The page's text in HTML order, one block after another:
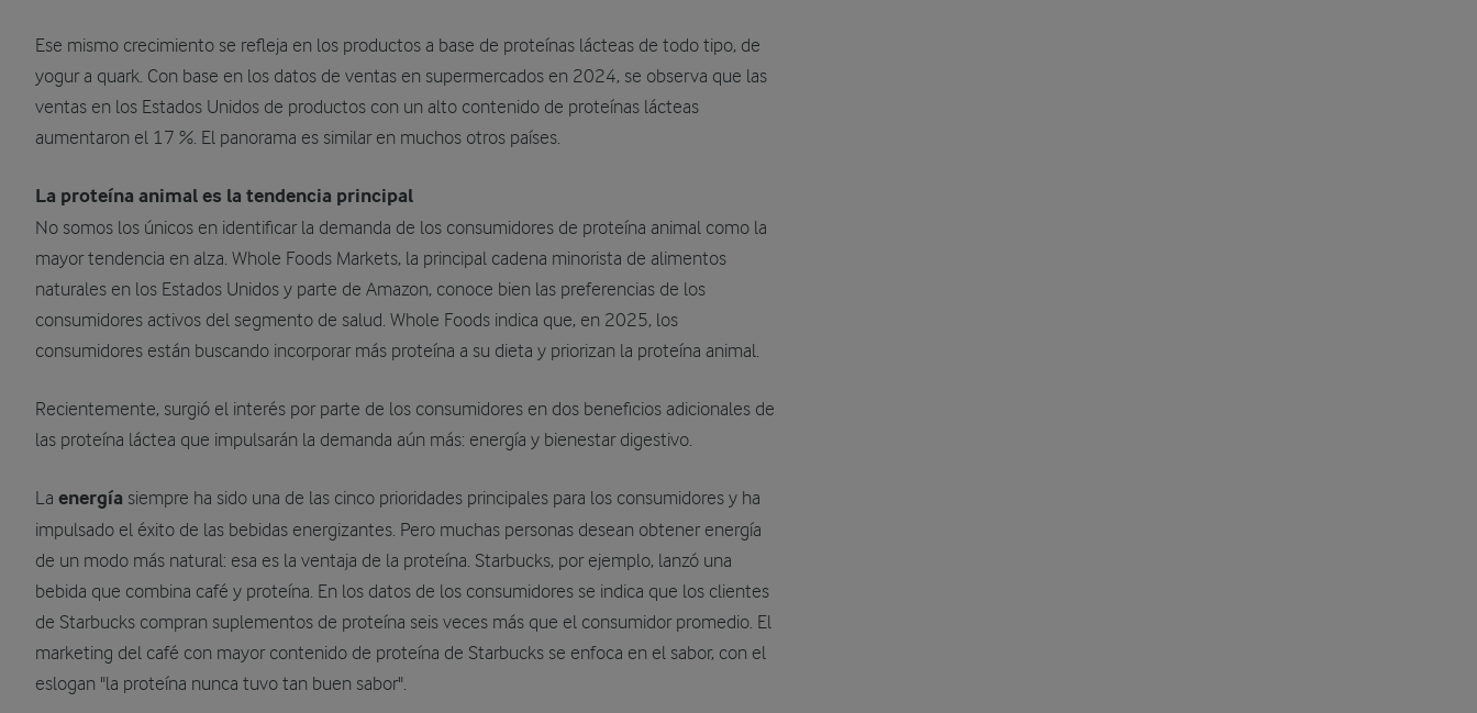
Ese mismo crecimiento se refleja en los productos a base de proteínas lácteas de todo tipo, de
yogur a quark. Con base en los datos de ventas en supermercados en 2024, se observa que las
ventas en los Estados Unidos de productos con un alto contenido de proteínas lácteas
aumentaron el 17 %. El panorama es similar en muchos otros países.
La proteína animal es la tendencia principal
No somos los únicos en identificar la demanda de los consumidores de proteína animal como la
mayor tendencia en alza. Whole Foods Markets, la principal cadena minorista de alimentos
naturales en los Estados Unidos y parte de Amazon, conoce bien las preferencias de los
consumidores activos del segmento de salud. Whole Foods indica que, en 2025, los
consumidores están buscando incorporar más proteína a su dieta y priorizan la proteína animal.
Recientemente, surgió el interés por parte de los consumidores en dos beneficios adicionales de
las proteína láctea que impulsarán la demanda aún más: energía y bienestar digestivo.
La energía siempre ha sido una de las cinco prioridades principales para los consumidores y ha
impulsado el éxito de las bebidas energizantes. Pero muchas personas desean obtener energía
de un modo más natural: esa es la ventaja de la proteína. Starbucks, por ejemplo, lanzó una
bebida que combina café y proteína. En los datos de los consumidores se indica que los clientes
de Starbucks compran suplementos de proteína seis veces más que el consumidor promedio. El
marketing del café con mayor contenido de proteína de Starbucks se enfoca en el sabor, con el
eslogan "la proteína nunca tuvo tan buen sabor".